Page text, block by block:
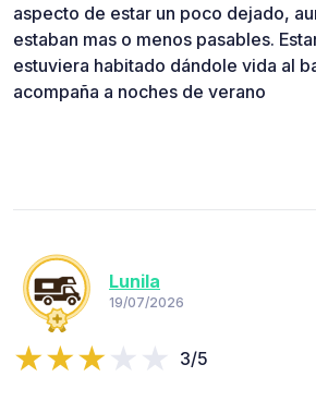
aspecto de estar un poco dejado,
estaban mas o menos pasables.
estuviera habitado dándole vida al
acompaña a noches de verano
Lunila
19/07/2026
3/5